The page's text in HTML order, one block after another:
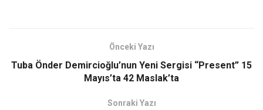
o
d
Önceki Yazı
Tuba Önder Demircioğlu’nun Yeni Sergisi “Present” 15
Mayıs’ta 42 Maslak’ta
Sonraki Yazı